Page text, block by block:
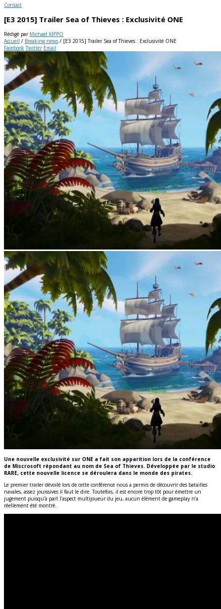
Contact
[E3 2015] Trailer Sea of Thieves : Exclusivité ONE
Rédigé par Michaël KIPPO
Accueil / Breaking news / [E3 2015] Trailer Sea of Thieves : Exclusivité ONE
Facebook Twitter Email
Une nouvelle exclusivité sur ONE a fait son apparition lors de la conférence
de Miscrosoft répondant au nom de Sea of Thieves. Développée par le studio
RARE, cette nouvelle licence se déroulera dans le monde des pirates.
Le premier trailer dévoilé lors de cette conférence nous a permis de découvrir des batailles
navales, assez jouissives il faut le dire. Toutefois, il est encore trop tôt pour émettre un
jugement puisqu’à part l’aspect multijoueur du jeu, aucun élément de gameplay n’a
réellement été montré.